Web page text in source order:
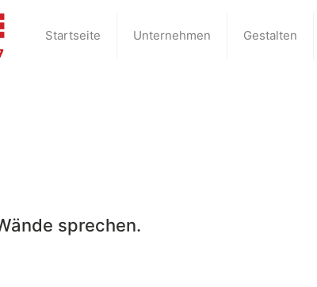
Startseite Unternehmen Gestalten
sprechen.